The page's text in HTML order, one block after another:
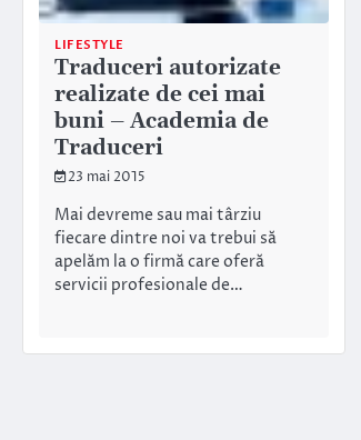
LIFESTYLE
Traduceri autorizate
realizate de cei mai
buni – Academia de
Traduceri
23 mai 2015
Mai devreme sau mai târziu
fiecare dintre noi va trebui să
apelăm la o firmă care oferă
servicii profesionale de…